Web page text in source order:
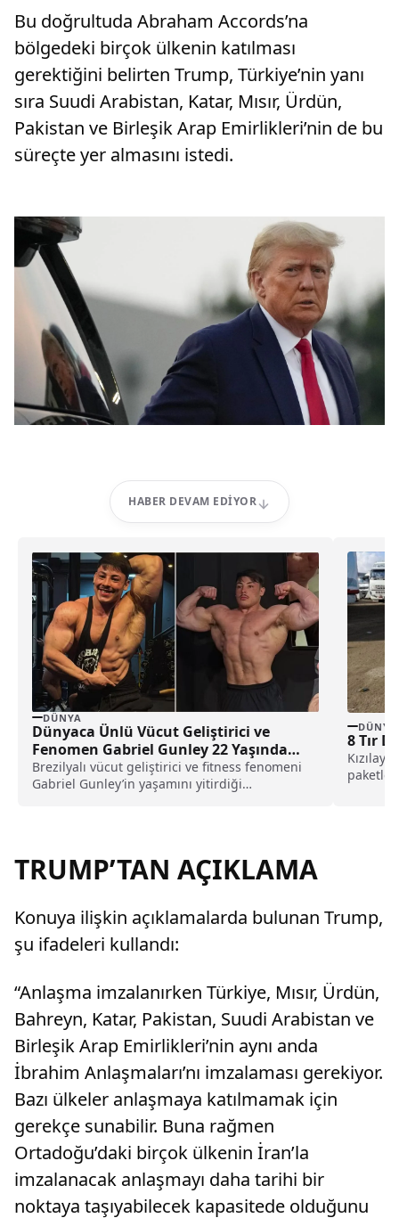
Bu doğrultuda Abraham Accords’na
bölgedeki birçok ülkenin katılması
gerektiğini belirten Trump, Türkiye’nin yanı
sıra Suudi Arabistan, Katar, Mısır, Ürdün,
Pakistan ve Birleşik Arap Emirlikleri’nin de bu
süreçte yer almasını istedi.
HABER DEVAM EDIYOR
DÜNYA
Dünyaca Ünlü Vücut Geliştirici ve
Fenomen Gabriel Gunley 22 Yaşında
Hayatını Kaybetti!
Brezilyalı vücut geliştirici ve fitness fenomeni
Gabriel Gunley’in yaşamını yitirdiği
DÜNYA
8 Tır
TRUMP’TAN AÇIKLAMA
Konuya ilişkin açıklamalarda bulunan Trump,
şu ifadeleri kullandı:
“Anlaşma imzalanırken Türkiye, Mısır, Ürdün,
Bahreyn, Katar, Pakistan, Suudi Arabistan ve
Birleşik Arap Emirlikleri’nin aynı anda
İbrahim Anlaşmaları’nı imzalaması gerekiyor.
Bazı ülkeler anlaşmaya katılmamak için
gerekçe sunabilir. Buna rağmen
Ortadoğu’daki birçok ülkenin İran’la
imzalanacak anlaşmayı daha tarihi bir
noktaya taşıyabilecek kapasitede olduğunu